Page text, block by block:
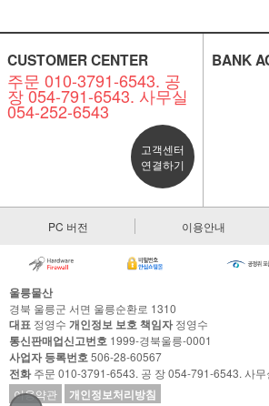
CUSTOMER CENTER
주문 010-3791-6543. 공
장 054-791-6543. 사무실
054-252-6543
고객센터
연결하기
BANK
PC 버전 이용안내
울릉물산
경북 울릉군 서면 울릉순환로 1310
대표 정영수 개인정보 보호 책임자정영수
통신판매업신고번호 1999-경북울릉-0001
사업자 등록번호506-28-60567
전화주문 010-3791-6543. 공 장 054-791-6543. 사
이용약관 개인정보처리방침